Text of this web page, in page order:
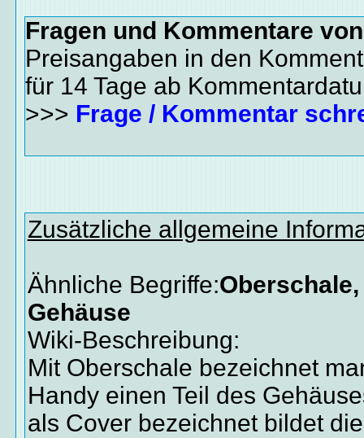
Fragen und Kommentare
Preisangaben in den
für 14 Tage ab
>>> Frage / Kommentar
Zusätzliche allgemeine
Ähnliche Begriffe:
Gehäuse
Wiki-Beschreibung:
Mit Oberschale bezeichnet
Handy einen Teil des
als Cover bezeichnet bildet